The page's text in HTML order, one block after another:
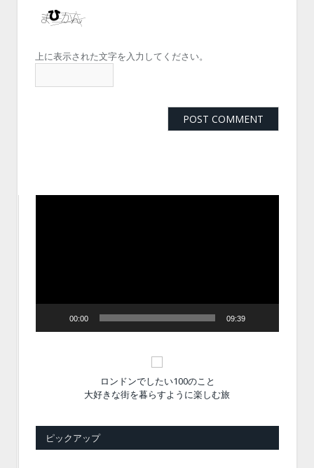
上に表示された文字を入力してください。
00:00 09:39
ロンドンでしたい100のこと
大好きな街を暮らすように楽しむ旅
ピックアップ